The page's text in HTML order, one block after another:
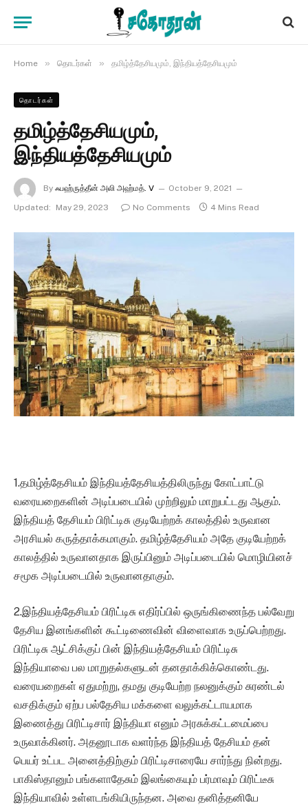
Home » தொடர்கள் » தமிழ்த்தேசியமும், இந்தியத்தேசியமும்
தொடர்கள்
தமிழ்த்தேசியமும்,
இந்தியத்தேசியமும்
By ஃபஹ்ருத்தீன் அலி அஹ்மத். V
October 9, 2021
Updated:
May 29, 2023 No Comments 4 Mins Read
1.தமிழ்த்தேசியம் இந்தியத்தேசியத்திலிருந்து கோட்பாட்டு
வரையறைகளின் அடிப்படையில் முற்றிலும் மாறுபட்டது ஆகும்.
இந்தியத் தேசியம் பிரிட்டிசு குடியேற்றக் காலத்தில் உருவான
அரசியல் கருத்தாக்கமாகும். தமிழ்த்தேசியம் அதே குடியேற்றக்
காலத்தில் உருவானதாக இருப்பினும் அடிப்படையில் மொழியினச்
சமூக அடிப்படையில் உருவானதாகும்.
2.இந்தியத்தேசியம் பிரிட்டிசு எதிர்ப்பில் ஒருங்கிணைந்த பல்வேறு
தேசிய இனங்களின் கூட்டிணைவின் விளைவாக உருப்பெற்றது.
பிரிட்டிசு ஆட்சிக்குப் பின் இந்தியத்தேசியம் பிரிட்டிசு
இந்தியாவை பல மாறுதல்களுடன் தனதாக்கிக்கொண்டது.
வரையறைகள் ஏதுமற்று, தமது குடியேற்ற நலனுக்கும் சுரண்டல்
வசதிக்கும் ஏற்ப பல்தேசிய மக்களை வலுக்கட்டாயமாக
இணைத்து பிரிட்டிசார் இந்தியா எனும் அரசுக்கட்டமைப்பை
உருவாக்கினர். அதனூடாக வளர்ந்த இந்தியத் தேசியம் தன்
பெயர் உட்பட அனைத்திற்கும் பிரிட்டிசாரையே சார்ந்து நின்றது.
பாகிஸ்தானும் பங்களாதேசும் இலங்கையும் பர்மாவும் பிரிட்டீசு
இந்தியாவில் உள்ளடங்கியிருந்தன. அவை தனித்தனியே